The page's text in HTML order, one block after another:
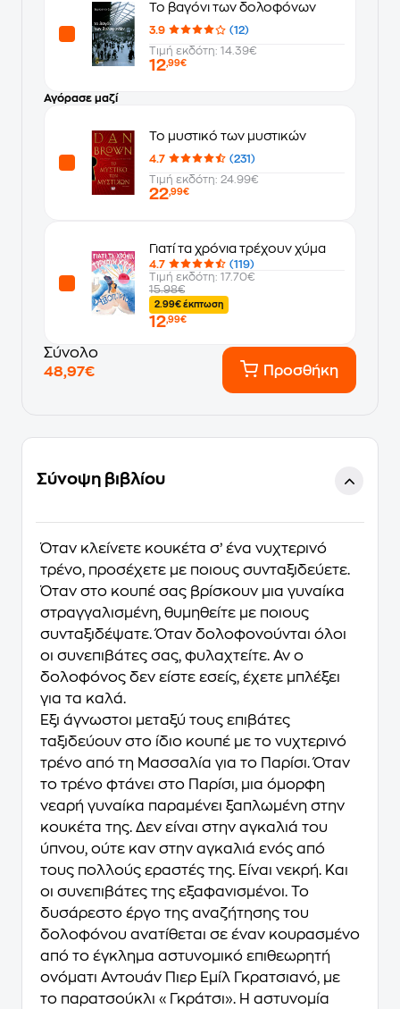
Το βαγόνι των δολοφόνων
3.9
(12)
Τιμή εκδότη: 14.39€
12,99€
Αγόρασε μαζί
Το μυστικό των μυστικών
4.7
(231)
Τιμή εκδότη: 24.99€
22,99€
Γιατί τα χρόνια τρέχουν χύμα
4.7
(119)
Τιμή εκδότη: 17.70€
15.98€
2.99€ έκπτωση
12,99€
Σύνολο
48,97€
Προσθήκη
Σύνοψη βιβλίου
Όταν κλείνετε κουκέτα σ’ ένα νυχτερινό
τρένο, προσέχετε με ποιους συνταξιδεύετε.
Όταν στο κουπέ σας βρίσκουν μια γυναίκα
στραγγαλισμένη, θυμηθείτε με ποιους
συνταξιδέψατε. Όταν δολοφονούνται όλοι
οι συνεπιβάτες σας, φυλαχτείτε. Αν ο
δολοφόνος δεν είστε εσείς, έχετε μπλέξει
για τα καλά.
Έξι άγνωστοι μεταξύ τους επιβάτες
ταξιδεύουν στο ίδιο κουπέ με το νυχτερινό
τρένο από τη Μασσαλία για το Παρίσι. Όταν
το τρένο φτάνει στο Παρίσι, μια όμορφη
νεαρή γυναίκα παραμένει ξαπλωμένη στην
κουκέτα της. Δεν είναι στην αγκαλιά του
ύπνου, ούτε καν στην αγκαλιά ενός από
τους πολλούς εραστές της. Είναι νεκρή. Και
οι συνεπιβάτες της εξαφανισμένοι. Το
δυσάρεστο έργο της αναζήτησης του
δολοφόνου ανατίθεται σε έναν κουρασμένο
από το έγκλημα αστυνομικό επιθεωρητή
ονόματι Αντουάν Πιερ Εμίλ Γκρατσιανό, με
το παρατσούκλι «Γκράτσι». Η αστυνομία